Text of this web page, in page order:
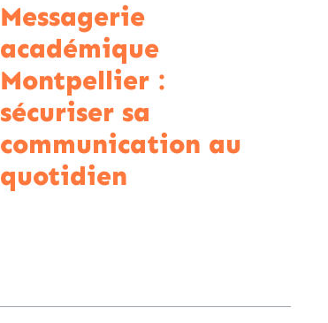
Messagerie
académique
Montpellier :
sécuriser sa
communication au
quotidien